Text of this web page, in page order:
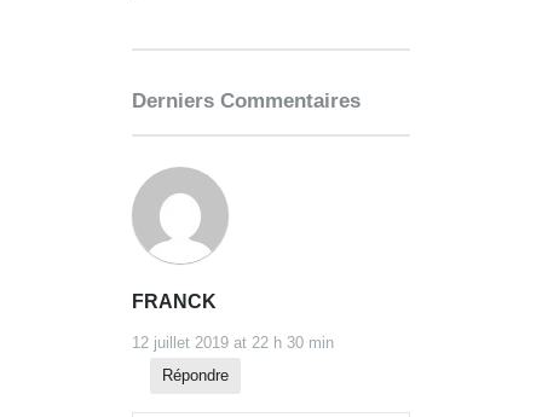
Derniers Commentaires
FRANCK
12 juillet 2019 at 22 h 30 min
Répondre